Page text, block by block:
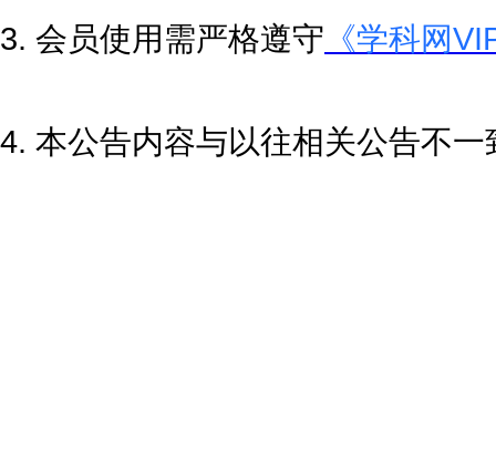
3. 会员使用需严格遵守 《学科网
4. 本公告内容与以往相关公告不